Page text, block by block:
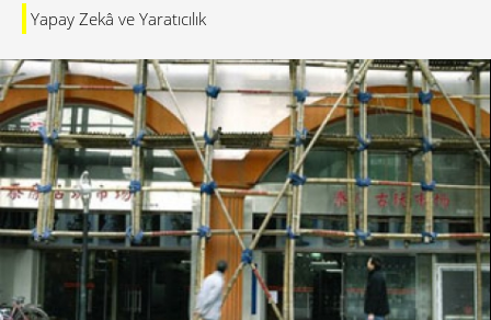
Yapay Zekâ ve Yaratıcılık